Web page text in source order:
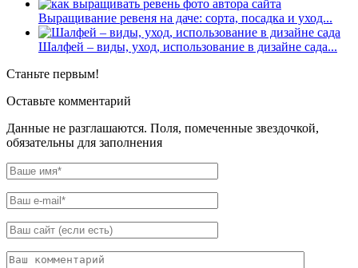
Выращивание ревеня на даче: сорта, посадка и уход...
Шалфей – виды, уход, использование в дизайне сада...
Станьте первым!
Оставьте комментарий
Данные не разглашаются. Поля, помеченные звездочкой,
обязательны для заполнения